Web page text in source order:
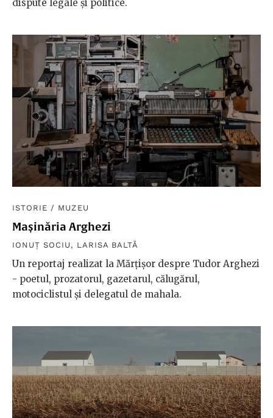
dispute legale și politice.
ISTORIE / MUZEU
Mașinăria Arghezi
IONUȚ SOCIU , LARISA BALTĂ
Un reportaj realizat la Mărțișor despre Tudor Arghezi
- poetul, prozatorul, gazetarul, călugărul,
motociclistul și delegatul de mahala.